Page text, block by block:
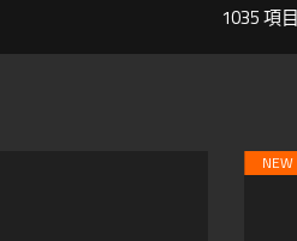
1035 項目
NEW